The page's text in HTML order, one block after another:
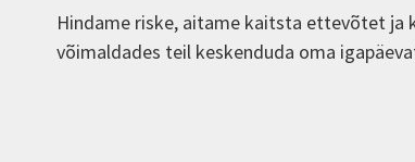
Hindame riske, aitame kaitsta ettevõtet ja
võimaldades teil keskenduda oma